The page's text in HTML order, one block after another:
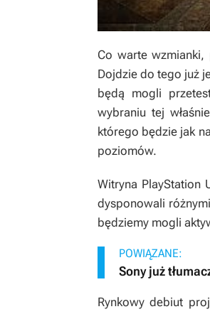
Co warte
Dojdzie do tego już
będą mogli
wybraniu tej
którego będzie jak
poziomów.
Witryna PlayStation
dysponowali
będziemy mogli
POWIĄZANE:
Sony już
Rynkowy debiut